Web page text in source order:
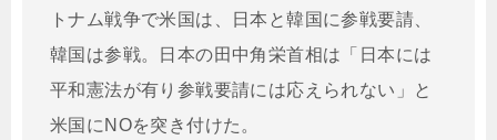
トナム戦争で米国は、日本と韓国に参戦要請、
韓国は参戦。日本の田中角栄首相は「日本には
平和憲法が有り参戦要請には応えられない」と
米国にNOを突き付けた。